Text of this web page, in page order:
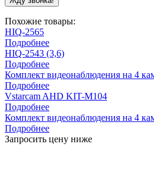
Похожие товары:
HIQ-2565
Подробнее
HIQ-2543 (3,6)
Подробнее
Комплект видеонаблюдения на 4
Подробнее
Vstarcam AHD KIT-M104
Подробнее
Комплект видеонаблюдения на 4
Подробнее
Запросить цену ниже